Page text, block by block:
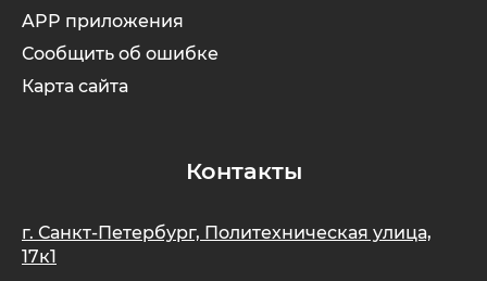
APP приложения
Сообщить об ошибке
Карта сайта
Контакты
г. Санкт-Петербург, Политехническая улица,
17к1